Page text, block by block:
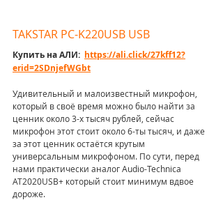
TAKSTAR PC-K220USB USB
Купить на АЛИ: https://ali.click/27kff12?
erid=2SDnjefWGbt
Удивительный и малоизвестный микрофон,
который в своё время можно было найти за
ценник около 3-х тысяч рублей, сейчас
микрофон этот стоит около 6-ты тысяч, и даже
за этот ценник остаётся крутым
универсальным микрофоном. По сути, перед
нами практически аналог Audio-Technica
AT2020USB+ который стоит минимум вдвое
дороже.